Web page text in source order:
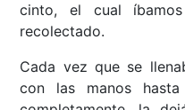
cinto, el cual
recolectado.
Cada vez que se
con las manos